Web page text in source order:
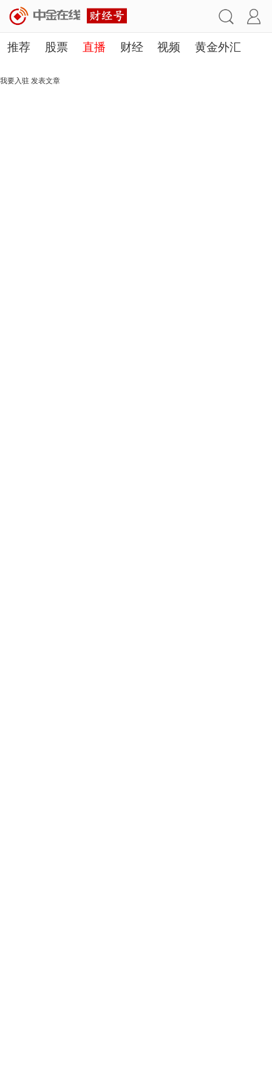
推荐 股票 直播 财经 视频 黄金外汇
理财 行业
我要入驻 发表文章